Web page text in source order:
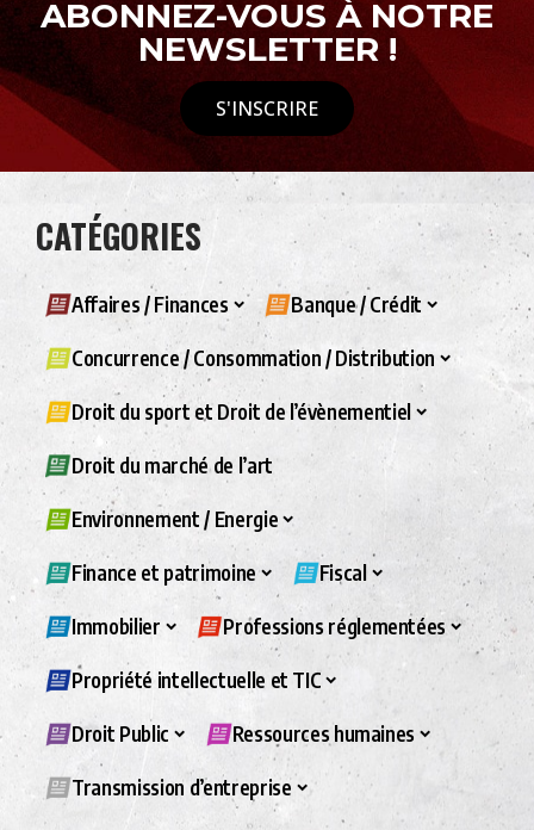
ABONNEZ-VOUS À NOTRE
NEWSLETTER !
S'INSCRIRE
CATÉGORIES
Affaires / Finances Banque / Crédit
Concurrence / Consommation / Distribution
Droit du sport et Droit de l’évènementiel
Droit du marché de l’art
Environnement / Energie
Finance et patrimoine Fiscal
Immobilier Professions réglementées
Propriété intellectuelle et TIC
Droit Public Ressources humaines
Transmission d’entreprise